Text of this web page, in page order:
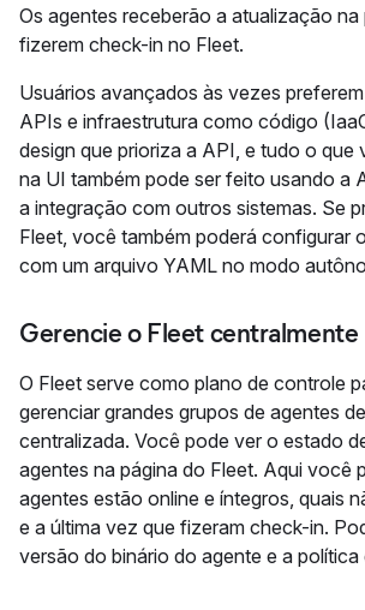
Os agentes receberão a atualização
fizerem check-in no Fleet.
Usuários avançados às vezes
APIs e infraestrutura como código
design que prioriza a API, e tudo o
na UI também pode ser feito usando a
a integração com outros sistemas. Se
Fleet, você também poderá configurar
com um arquivo YAML no modo
Gerencie o Fleet centralmente
O Fleet serve como plano de controle
gerenciar grandes grupos de agentes
centralizada. Você pode ver o estado
agentes na página do Fleet. Aqui você
agentes estão online e íntegros, quais
e a última vez que fizeram check-in.
versão do binário do agente e a política